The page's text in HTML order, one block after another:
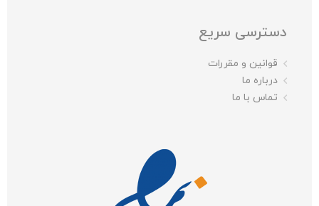
دسترسی سریع
قوانین و مقررات
درباره ما
تماس با ما